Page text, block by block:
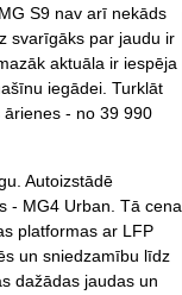
S9 nav arī nekāds
svarīgāks par jaudu ir
aktuāla ir iespēja
iegādei. Turklāt
- no 39 990
Autoizstādē
- MG4 Urban. Tā cena
platformas ar LFP
un sniedzamību līdz
dažādas jaudas un